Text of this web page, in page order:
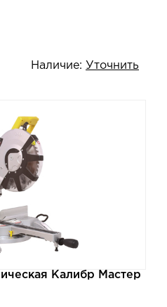
Наличие: Уточнить
Калибр Мастер